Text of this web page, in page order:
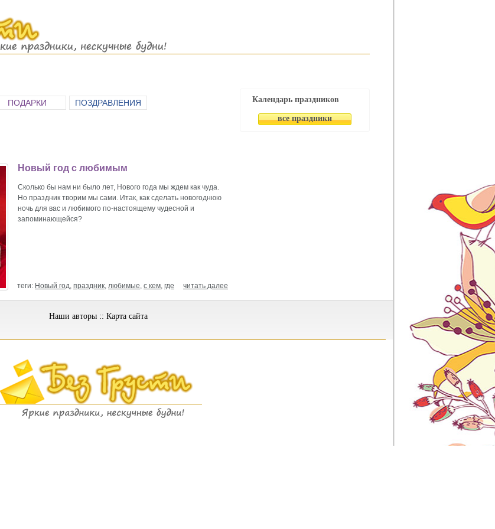
ПОДАРКИ
ПОЗДРАВЛЕНИЯ
Календарь праздников
все праздники
Новый год с любимым
Сколько бы нам ни было лет, Нового года мы ждем как чуда.
Но праздник творим мы сами. Итак, как сделать новогоднюю
ночь для вас и любимого по-настоящему чудесной и
запоминающейся?
теги: Новый год, праздник, любимые, с кем, где читать далее
Наши авторы:: Карта сайта